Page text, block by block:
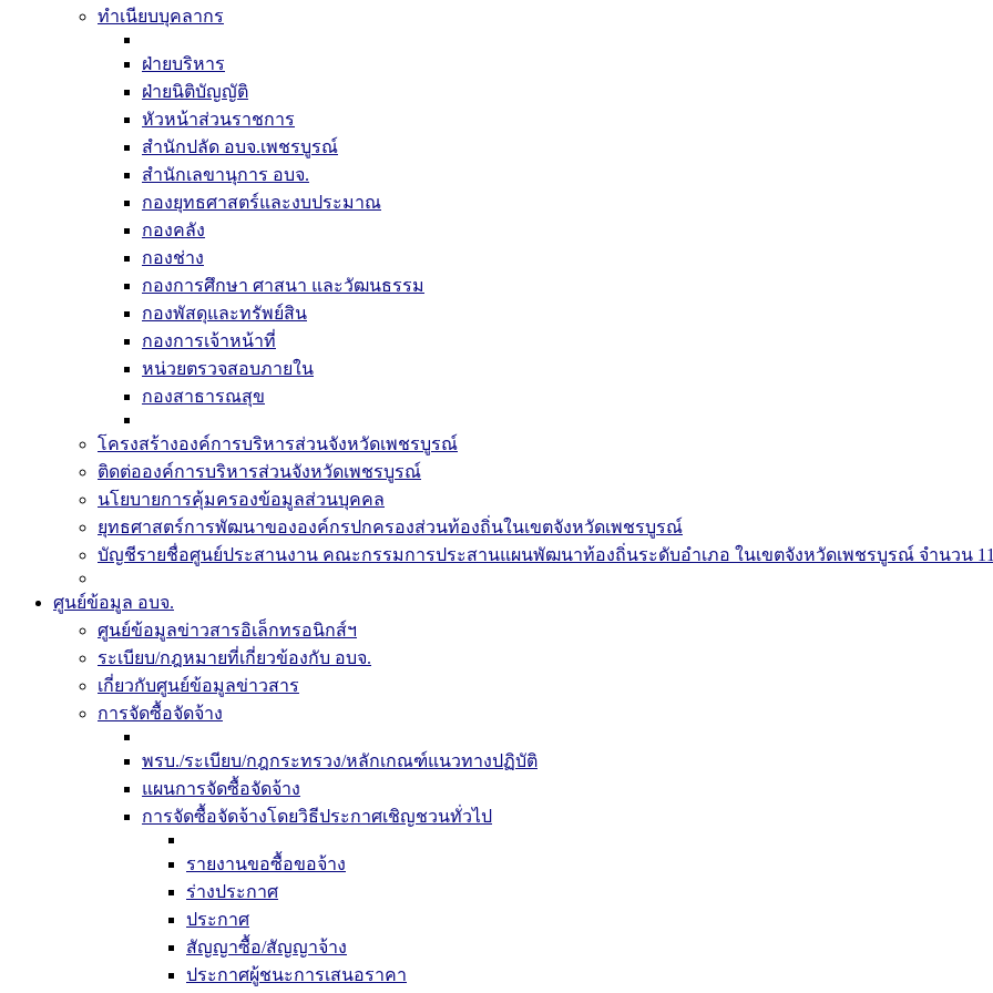
ทำเนียบบุคลากร
ฝ่ายบริหาร
ฝ่ายนิติบัญญัติ
หัวหน้าส่วนราชการ
สำนักปลัด อบจ.เพชรบูรณ์
สำนักเลขานุการ อบจ.
กองยุทธศาสตร์และงบประมาณ
กองคลัง
กองช่าง
กองการศึกษา ศาสนา และวัฒนธรรม
กองพัสดุและทรัพย์สิน
กองการเจ้าหน้าที่
หน่วยตรวจสอบภายใน
กองสาธารณสุข
โครงสร้างองค์การบริหารส่วนจังหวัดเพชรบูรณ์
ติดต่อองค์การบริหารส่วนจังหวัดเพชรบูรณ์
นโยบายการคุ้มครองข้อมูลส่วนบุคคล
ยุทธศาสตร์การพัฒนาขององค์กรปกครองส่วนท้องถิ่นในเขตจังหวัดเพชรบูรณ์
บัญชีรายชื่อศูนย์ประสานงาน คณะกรรมการประสานแผนพัฒนาท้องถิ่นระดับอำเภอ ในเขตจังหวัดเพชรบูรณ์ จำนวน
ศูนย์ข้อมูล อบจ.
ศูนย์ข้อมูลข่าวสารอิเล็กทรอนิกส์ฯ
ระเบียบ/กฎหมายที่เกี่ยวข้องกับ อบจ.
เกี่ยวกับศูนย์ข้อมูลข่าวสาร
การจัดซื้อจัดจ้าง
พรบ./ระเบียบ/กฎกระทรวง/หลักเกณฑ์แนวทางปฏิบัติ
แผนการจัดซื้อจัดจ้าง
การจัดซื้อจัดจ้างโดยวิธีประกาศเชิญชวนทั่วไป
รายงานขอซื้อขอจ้าง
ร่างประกาศ
ประกาศ
สัญญาซื้อ/สัญญาจ้าง
ประกาศผู้ชนะการเสนอราคา